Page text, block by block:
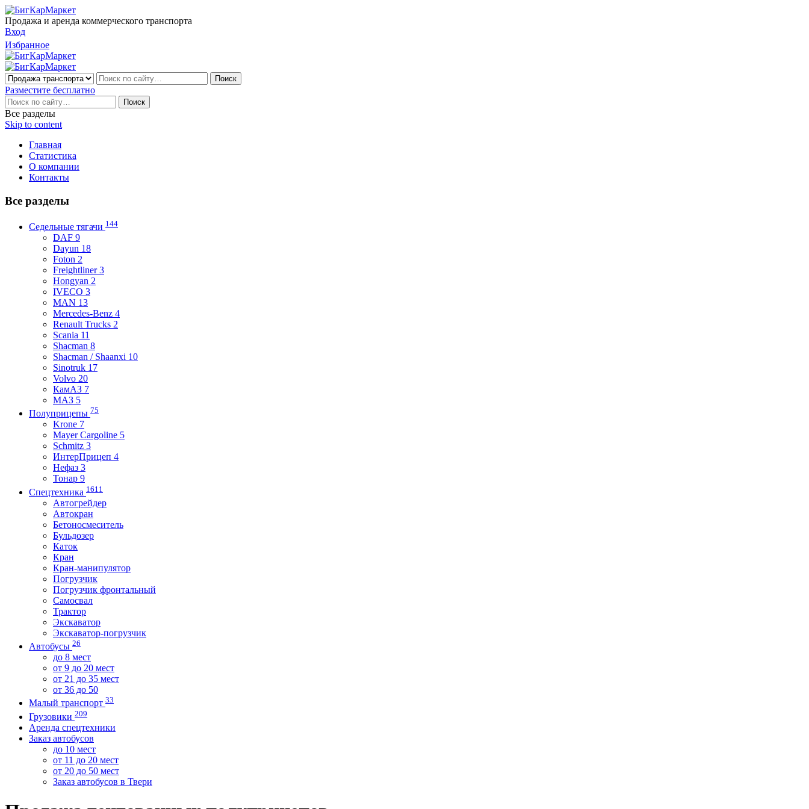
Продажа и аренда коммерческого транспорта
Вход
Избранное
Разместите бесплатно
Все разделы
Skip to content
Главная
Статистика
О компании
Контакты
Все разделы
Седельные тягачи 144
DAF 9
Dayun 18
Foton 2
Freightliner 3
Hongyan 2
IVECO 3
MAN 13
Mercedes-Benz 4
Renault Trucks 2
Scania 11
Shacman 8
Shacman / Shaanxi 10
Sinotruk 17
Volvo 20
КамАЗ 7
МАЗ 5
Полуприцепы 75
Krone 7
Mayer Cargoline 5
Schmitz 3
ИнтерПрицеп 4
Нефаз 3
Тонар 9
Спецтехника 1611
Автогрейдер
Автокран
Бетоносмеситель
Бульдозер
Каток
Кран
Кран-манипулятор
Погрузчик
Погрузчик фронтальный
Самосвал
Трактор
Экскаватор
Экскаватор-погрузчик
Автобусы 26
до 8 мест
от 9 до 20 мест
от 21 до 35 мест
от 36 до 50
Малый транспорт 33
Грузовики 209
Аренда спецтехники
Заказ автобусов
до 10 мест
от 11 до 20 мест
от 20 до 50 мест
Заказ автобусов в Твери